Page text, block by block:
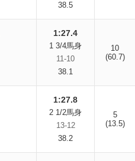
38.5
1:27.4
1 3/4馬身
11-10
38.1
10
(60.7)
1:27.8
2 1/2馬身
13-12
38.2
5
(13.5)